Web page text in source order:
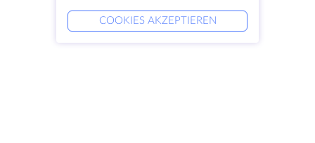
COOKIES AKZEPTIEREN